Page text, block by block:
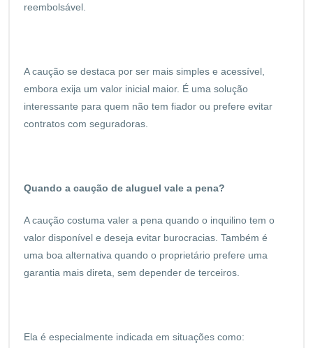
reembolsável.
A caução se destaca por ser mais simples e acessível,
embora exija um valor inicial maior. É uma solução
interessante para quem não tem fiador ou prefere evitar
contratos com seguradoras.
Quando a caução de aluguel vale a pena?
A caução costuma valer a pena quando o inquilino tem o
valor disponível e deseja evitar burocracias. Também é
uma boa alternativa quando o proprietário prefere uma
garantia mais direta, sem depender de terceiros.
Ela é especialmente indicada em situações como: